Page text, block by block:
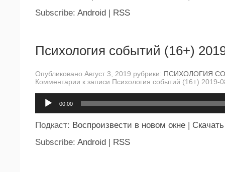
Subscribe: Android RSS
Психология событий (16+)
Опубликовано Август 3, 2019 рубрики: ПСИХОЛОГИЯ
Комментарии к записи Психология событий (16+) 2019-
00:00
Подкаст: Воспроизвести в новом окне | Скачать
Subscribe: Android | RSS